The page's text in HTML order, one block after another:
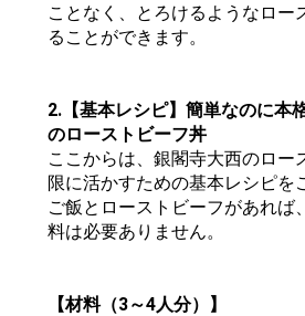
ことなく、とろけるようなロー
ることができます。
2.【基本レシピ】簡単なのに本
のローストビーフ丼
ここからは、銀閣寺大西のロー
限に活かすための基本レシピを
ご飯とローストビーフがあれば
料は必要ありません。
【材料（3～4人分）】